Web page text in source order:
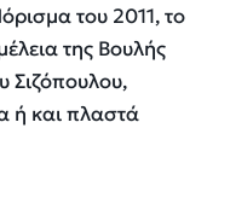
του 2011, το
της Βουλής
Σιζόπουλου,
ή και πλαστά